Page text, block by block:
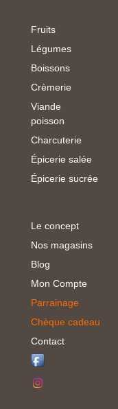
Fruits
Légumes
Boissons
Crèmerie
Viande
poisson
Charcuterie
Épicerie salée
Épicerie sucrée
Le concept
Nos magasins
Blog
Mon Compte
Parrainage
Chèque cadeau
Contact